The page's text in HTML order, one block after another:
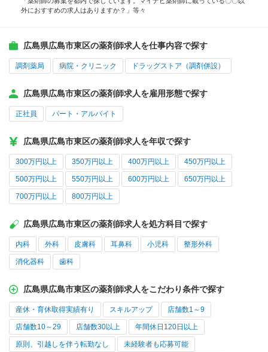
外におすすめの求人はありますか？」等々
広島県広島市東区の薬剤師求人を仕事内容で探す
調剤薬局 病院・クリニック ドラッグストア（調剤併設）
広島県広島市東区の薬剤師求人を雇用形態で探す
正社員 パート・アルバイト
広島県広島市東区の薬剤師求人を年収で探す
300万円以上 350万円以上 400万円以上 450万円以上
500万円以上 550万円以上 600万円以上 650万円以上
700万円以上 800万円以上
広島県広島市東区の薬剤師求人を処方科目で探す
内科 外科 皮膚科 耳鼻科 小児科 整形外科
消化器科 歯科
広島県広島市東区の薬剤師求人をこだわり条件で探す
産休・育休取得実績有り スキルアップ 店舗数1～9
店舗数10～29 店舗数30以上 年間休日120日以上
原則、引越しを伴う転勤なし 未経験者も応募可能